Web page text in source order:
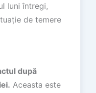
luni întregi,
de temere
după
Aceasta este